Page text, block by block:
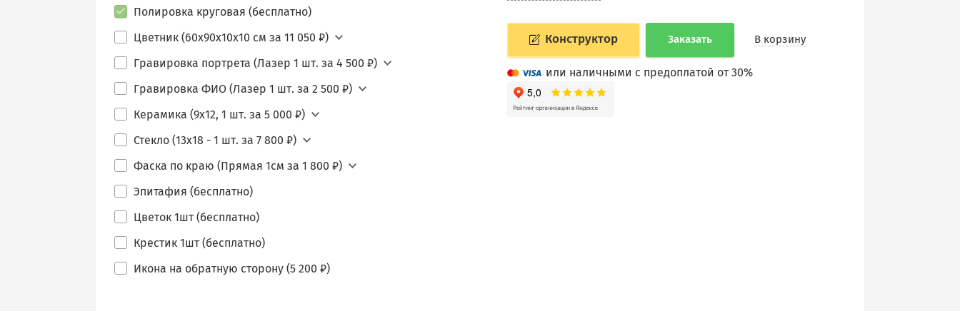
Полировка круговая (бесплатно)
Цветник (60х90х10х10 см за 11 050 ₽)
Гравировка портрета (Лазер 1 шт. за 4 500 ₽)
Гравировка ФИО (Лазер 1 шт. за 2 500 ₽)
Керамика (9х12, 1 шт. за 5 000 ₽)
Стекло (13х18 - 1 шт. за 7 800 ₽)
Фаска по краю (Прямая 1см за 1 800 ₽)
Эпитафия (бесплатно)
Цветок 1шт (бесплатно)
Крестик 1шт (бесплатно)
Икона на обратную сторону (5 200 ₽)
Конструктор Заказать В корзину
или наличными с предоплатой от 30%